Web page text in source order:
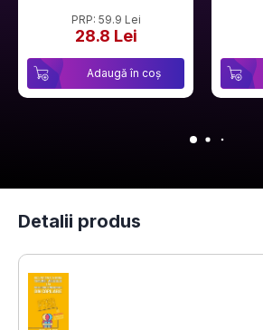
PRP: 59.9 Lei
28.8 Lei
Adaugă în coș
Detalii produs